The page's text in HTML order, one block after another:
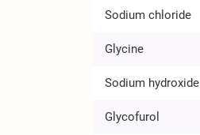
Sodium chloride
Glycine
Sodium hydroxide
Glycofurol